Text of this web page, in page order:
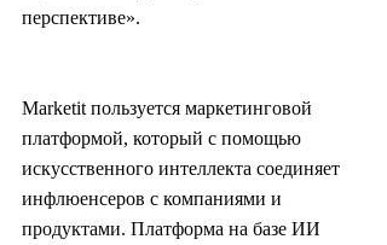
перспективе».
Marketit пользуется маркетинговой
платформой, который с помощью
искусственного интеллекта соединяет
инфлюенсеров с компаниями и
продуктами. Платформа на базе ИИ